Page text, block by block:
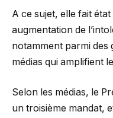
A ce sujet, elle fait état
augmentation de
notamment parmi des
médias qui amplifient
Selon les médias, le
un troisième mandat,